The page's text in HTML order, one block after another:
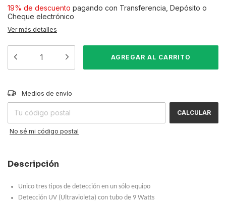
19% de descuento pagando con Transferencia, Depósito o
Cheque electrónico
Ver más detalles
Entregas para el CP:
Medios de envío
CALCULAR
No sé mi código postal
Descripción
Unico tres tipos de detección en un sólo equipo
Detección UV (Ultravioleta) con tubo de 9 Watts